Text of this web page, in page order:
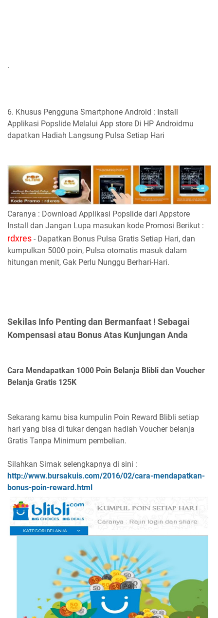
.
6. Khusus Pengguna Smartphone Android : Install
Applikasi Popslide Melalui App store Di HP Androidmu
dapatkan Hadiah Langsung Pulsa Setiap Hari
Caranya : Download Applikasi Popslide dari Appstore
Install dan Jangan Lupa masukan kode Promosi Berikut :
rdxres - Dapatkan Bonus Pulsa Gratis Setiap Hari, dan
kumpulkan 5000 poin, Pulsa otomatis masuk dalam
hitungan menit, Gak Perlu Nunggu Berhari-Hari.
Sekilas Info Penting dan Bermanfaat ! Sebagai
Kompensasi atau Bonus Atas Kunjungan Anda
Cara Mendapatkan 1000 Poin Belanja Blibli dan Voucher
Belanja Gratis 125K
Sekarang kamu bisa kumpulin Poin Reward Blibli setiap
hari yang bisa di tukar dengan hadiah Voucher belanja
Gratis Tanpa Minimum pembelian.
Silahkan Simak selengkapnya di sini :
http://www.bursakuis.com/2016/02/cara-mendapatkan-
bonus-poin-reward.html